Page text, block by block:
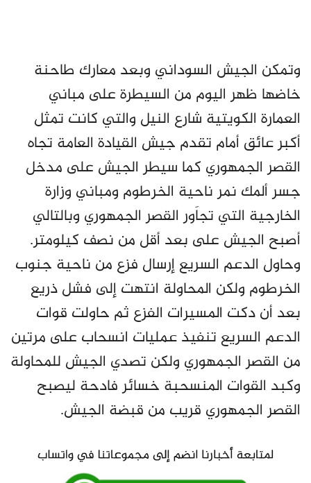
وتمكن الجيش السوداني وبعد معارك طاحنة
خاضها ظهر اليوم من السيطرة على مباني
العمارة الكويتية شارع النيل والتي كانت تمثل
أكبر عائق أمام تقدم جيش القيادة العامة تجاه
القصر الجمهوري كما سيطر الجيش على مدخل
جسر ألمك نمر ناحية الخرطوم ومباني وزارة
الخارجية التي تجاَور القصر الجمهوري وبالتالي
أصبح الجيش على بعد أقل من نصف كيلومتر.
وحاول الدعم السريع إرسال فزع من ناحية جنوب
الخرطوم ولكن المحاولة انتهت إلى فشل ذريع
بعد أن دكت المسيرات الفزع ثم حاولت قوات
الدعم السريع تنفيذ عمليات انسحاب على مرتين
من القصر الجمهوري ولكن تصدي الجيش للمحاولة
وكبد القوات المنسحبة خسائر فادحة ليصبح
القصر الجمهوري قريب من قبضة الجيش.